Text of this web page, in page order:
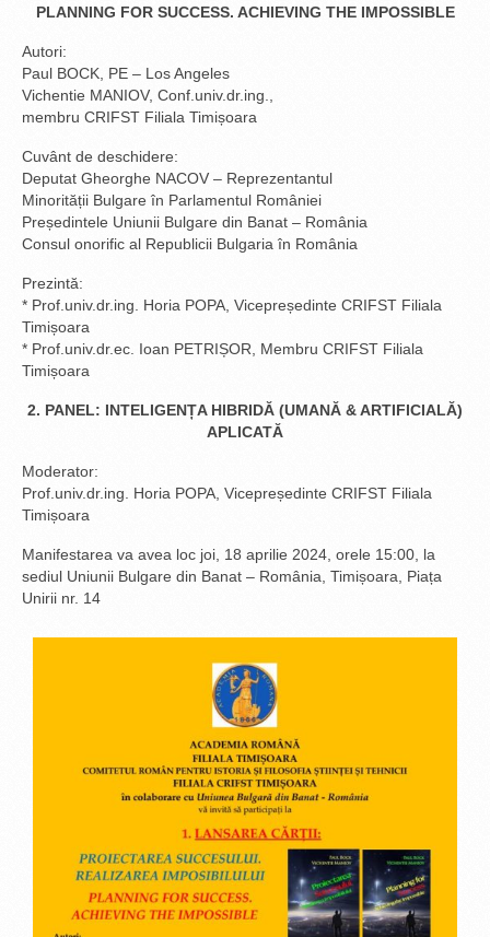
PLANNING FOR SUCCESS. ACHIEVING THE IMPOSSIBLE
Autori:
Paul BOCK, PE – Los Angeles
Vichentie MANIOV, Conf.univ.dr.ing.,
membru CRIFST Filiala Timișoara
Cuvânt de deschidere:
Deputat Gheorghe NACOV – Reprezentantul
Minorității Bulgare în Parlamentul României
Președintele Uniunii Bulgare din Banat – România
Consul onorific al Republicii Bulgaria în România
Prezintă:
* Prof.univ.dr.ing. Horia POPA, Vicepreședinte CRIFST Filiala
Timișoara
* Prof.univ.dr.ec. Ioan PETRIȘOR, Membru CRIFST Filiala
Timișoara
2. PANEL: INTELIGENȚA HIBRIDĂ (UMANĂ & ARTIFICIALĂ)
APLICATĂ
Moderator:
Prof.univ.dr.ing. Horia POPA, Vicepreședinte CRIFST Filiala
Timișoara
Manifestarea va avea loc joi, 18 aprilie 2024, orele 15:00, la
sediul Uniunii Bulgare din Banat – România, Timișoara, Piața
Unirii nr. 14